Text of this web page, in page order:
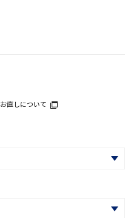
お直しについて